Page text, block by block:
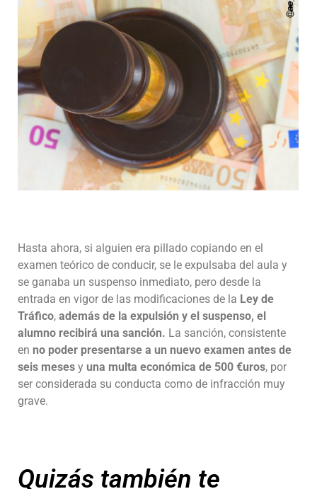
Hasta ahora, si alguien era pillado copiando en el
examen teórico de conducir, se le expulsaba del aula y
se ganaba un suspenso inmediato, pero desde la
entrada en vigor de las modificaciones de la Ley de
Tráfico, además de la expulsión y el suspenso, el
alumno recibirá una sanción. La sanción, consistente
en no poder presentarse a un nuevo examen antes de
seis meses y una multa económica de 500 €uros, por
ser considerada su conducta como de infracción muy
grave.
Quizás también te